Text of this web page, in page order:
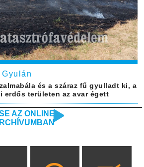
és a száraz fű gyulladt ki, a
erdős területen az avar égett
AZ ONLINE